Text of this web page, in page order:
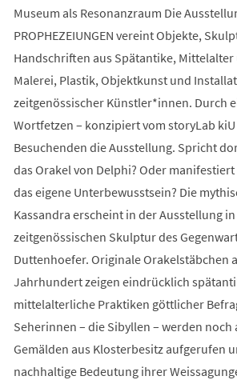
Museum als Resonanzraum Die
PROPHEZEIUNGEN vereint Objekte,
Handschriften aus Spätantike,
Malerei, Plastik, Objektkunst und
zeitgenössischer Künstler*innen. Durch
Wortfetzen – konzipiert vom storyLab
Besuchenden die Ausstellung. Spricht
das Orakel von Delphi? Oder
das eigene Unterbewusstsein? Die
Kassandra erscheint in der Ausstellung
zeitgenössischen Skulptur des
Duttenhoefer. Originale Orakelstäbchen
Jahrhundert zeigen eindrücklich
mittelalterliche Praktiken göttlicher
Seherinnen – die Sibyllen – werden
Gemälden aus Klosterbesitz aufgerufen
nachhaltige Bedeutung ihrer